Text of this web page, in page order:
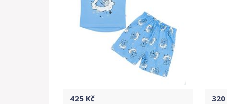
425 Kč 320